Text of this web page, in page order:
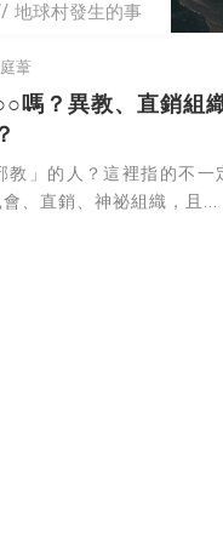
地球村發生的事
庭葦
嗎？異教、直銷組
教」的人？這裡指的不一
、直銷、神祕組織，且...